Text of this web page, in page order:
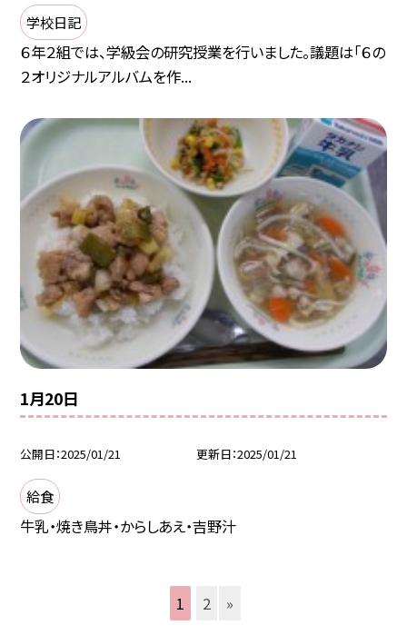
学校日記
６年２組では、学級会の研究授業を行いました。議題は「６の
２オリジナルアルバムを作...
1月20日
公開日 2025/01/21 更新日 2025/01/21
給食
牛乳・焼き鳥丼・からしあえ・吉野汁
1 2 »